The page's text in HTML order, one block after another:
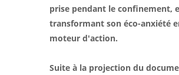
prise pendant le confinement,
transformant son éco-anxiété
moteur d'action.
Suite à la projection du